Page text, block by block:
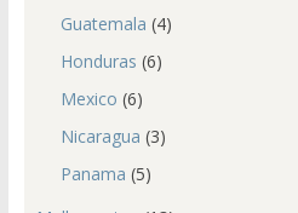
Guatemala (4)
Honduras (6)
Mexico (6)
Nicaragua (3)
Panama (5)